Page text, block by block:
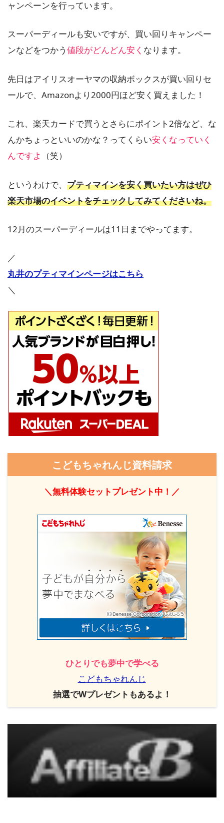
ャンペーンを行っています。
スーパーディールも安いですが、買い回りキャンペー
ンなどをつかう値段がどんどん安く なります。
先日はアイリスオーヤマの収納ボックスが買い回りセ
ールで、Amazonより2000円ほど安く買えました！
これ、楽天カードで買うとさらにポイント2倍など、な
んかちょっといいのかな？ってくらい安くなっていく
んですよ
（笑）
というわけで、 プティマインを安く買いたい方はぜひ
楽天市場のイベントをチェックしてみてくださいね。
12月のスーパーディールは11日までやってます。
／
丸井のプティマインページはこちら
＼
こどもちゃれんじ資料請求
＼無料体験セットプレゼント中！／
ひとりでも夢中で学べる
こどもちゃれんじ
抽選でWプレゼントもあるよ！